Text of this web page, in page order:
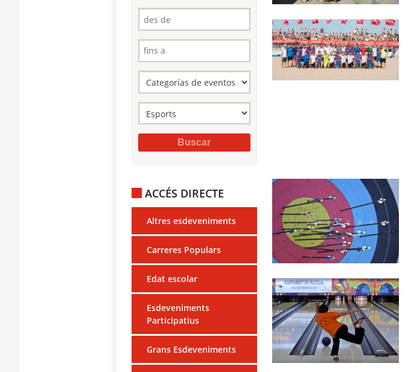
ACCÉS DIRECTE
Altres esdeveniments
Carreres Populars
Edat escolar
Esdeveniments
Participatius
Grans Esdeveniments